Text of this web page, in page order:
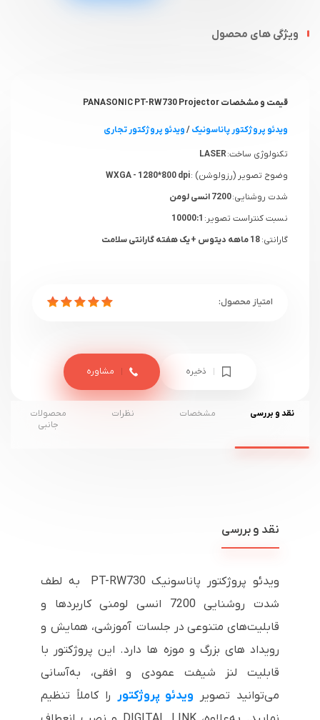
ویژگی های محصول
قیمت و مشخصات PANASONIC PT-RW730 Projector
ویدئو پروژکتور پاناسونیک/ویدئو پروژکتور تجاری
تکنولوژی ساخت:LASER
وضوح تصویر (رزولوشن) :WXGA - 1280*800 dpi
شدت روشنایی:7200 انسی لومن
نسبت کنتراست تصویر:
گارانتی:
ذخیره مشاوره
نقد و بررسی مشخصات نظرات
محصولات
جانبی
نقد و بررسی
ویدئو پروژکتور پاناسونیک PT-RW730 به لطف
شدت روشنایی 7200 انسی لومنی کاربردها و
قابلیت‌های متنوعی در جلسات آموزشی، همایش و
رویداد های بزرگ و موزه ها دارد. این پروژکتور با
قابلیت لنز شیفت عمودی و افقی، به‌آسانی
می‌توانید تصویر ویدئو پروژکتور
را کاملاً تنظیم